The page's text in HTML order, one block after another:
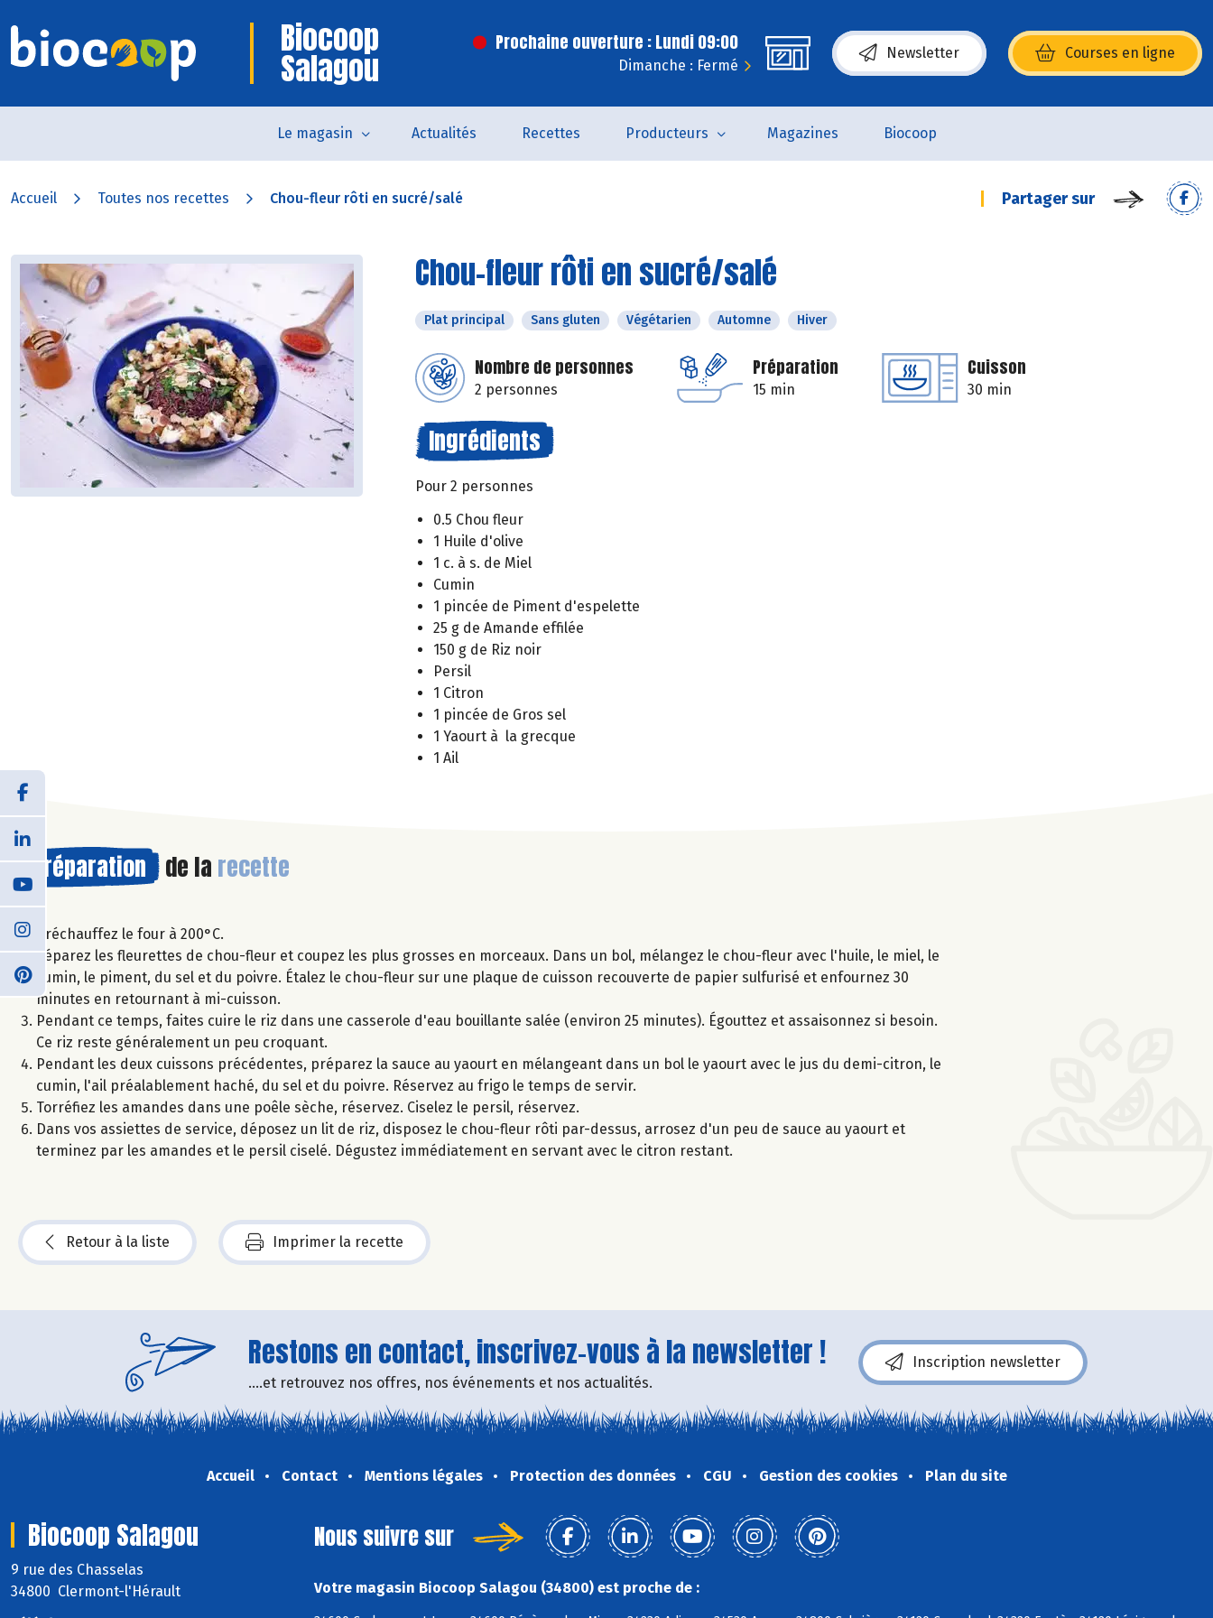
Biocoop
Salagou
Prochaine ouverture : Lundi 09:00
Dimanche : Fermé
Newsletter Courses en ligne
(s’ouvre dans une nouvelle fenêtre)
Le magasin Actualités Recettes Producteurs Magazines Biocoop
Accueil Toutes nos recettes Chou-fleur rôti en sucré/salé Partager sur
Chou-fleur rôti en sucré/salé
Plat principal Sans gluten Végétarien Automne Hiver
Nombre de personnes
2 personnes
Préparation
15 min
Cuisson
30 min
Ingrédients
Pour 2 personnes
0.5 Chou fleur
1 Huile d'olive
1 c. à s. de Miel
Cumin
1 pincée de Piment d'espelette
25 g de Amande effilée
150 g de Riz noir
Persil
1 Citron
1 pincée de Gros sel
1 Yaourt à la grecque
1 Ail
Préparation de la recette
Préchauffez le four à 200°C.
Séparez les fleurettes de chou-fleur et coupez les plus grosses en morceaux. Dans un bol, mélangez le chou-fleur avec l'huile, le miel, le
cumin, le piment, du sel et du poivre. Étalez le chou-fleur sur une plaque de cuisson recouverte de papier sulfurisé et enfournez 30
minutes en retournant à mi-cuisson.
Pendant ce temps, faites cuire le riz dans une casserole d'eau bouillante salée (environ 25 minutes). Égouttez et assaisonnez si besoin.
Ce riz reste généralement un peu croquant.
Pendant les deux cuissons précédentes, préparez la sauce au yaourt en mélangeant dans un bol le yaourt avec le jus du demi-citron, le
cumin, l'ail préalablement haché, du sel et du poivre. Réservez au frigo le temps de servir.
Torréfiez les amandes dans une poêle sèche, réservez. Ciselez le persil, réservez.
Dans vos assiettes de service, déposez un lit de riz, disposez le chou-fleur rôti par-dessus, arrosez d'un peu de sauce au yaourt et
terminez par les amandes et le persil ciselé. Dégustez immédiatement en servant avec le citron restant.
Retour à la liste Imprimer la recette
Restons en contact, inscrivez-vous à la newsletter !
....et retrouvez nos offres, nos événements et nos actualités.
Inscription newsletter
Accueil Contact Mentions légales Protection des données CGU Gestion des cookies Plan du site
Biocoop Salagou
9 rue des Chasselas
34800 Clermont-l'Hérault
Nous suivre sur
Votre magasin Biocoop Salagou (34800) est proche de :